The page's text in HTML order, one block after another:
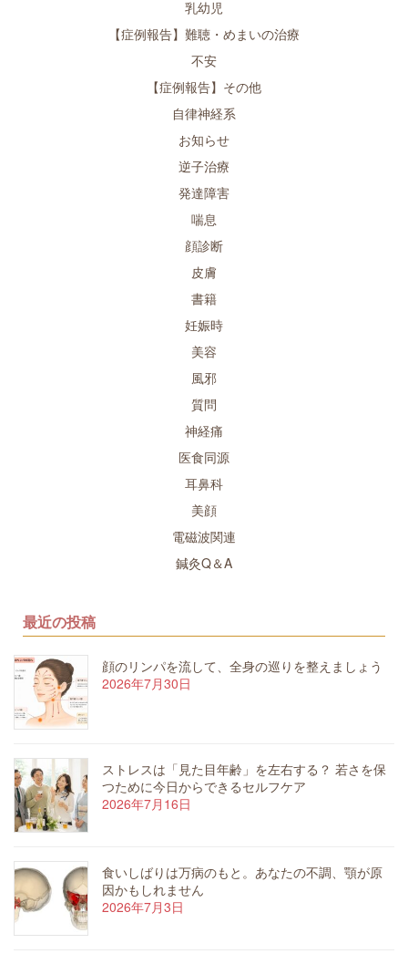
乳幼児
【症例報告】難聴・めまいの治療
不安
【症例報告】その他
自律神経系
お知らせ
逆子治療
発達障害
喘息
顔診断
皮膚
書籍
妊娠時
美容
風邪
質問
神経痛
医食同源
耳鼻科
美顔
電磁波関連
鍼灸Q＆A
最近の投稿
顔のリンパを流して、全身の巡りを整えましょう
2026年7月30日
ストレスは「見た目年齢」を左右する？ 若さを保
つために今日からできるセルフケア
2026年7月16日
食いしばりは万病のもと。あなたの不調、顎が原
因かもしれません
2026年7月3日